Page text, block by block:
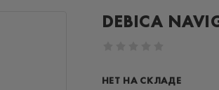
DEBICA
НЕТ НА СКЛАДЕ